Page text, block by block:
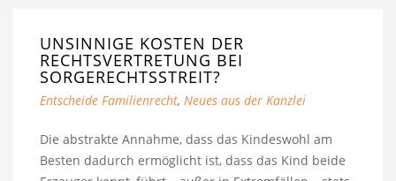
UNSINNIGE KOSTEN DER
RECHTSVERTRETUNG BEI
SORGERECHTSSTREIT?
Entscheide Familienrecht, Neues aus der Kanzlei
Die abstrakte Annahme, dass das Kindeswohl am
Besten dadurch ermöglicht ist, dass das Kind beide